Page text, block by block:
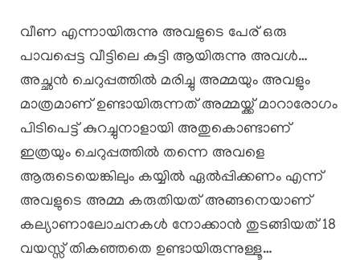
വീണ എന്നായിരുന്നു അവളുടെ പേര് ഒരു
പാവപ്പെട്ട വീട്ടിലെ കുട്ടി ആയിരുന്നു അവൾ…
അച്ഛൻ ചെറുപ്പത്തിൽ മരിച്ചു അമ്മയും അവളും
മാത്രമാണ് ഉണ്ടായിരുന്നത് അമ്മയ്ക്ക് മാറാരോഗം
പിടിപെട്ട് കുറച്ചുനാളായി അതുകൊണ്ടാണ്
ഇത്രയും ചെറുപ്പത്തിൽ തന്നെ അവളെ
ആരുടെയെങ്കിലും കയ്യിൽ ഏൽപ്പിക്കണം എന്ന്
അവളുടെ അമ്മ കരുതിയത് അങ്ങനെയാണ്
കല്യാണാലോചനകൾ നോക്കാൻ തുടങ്ങിയത് 18
വയസ്സ് തികഞ്ഞതെ ഉണ്ടായിരുന്നുള്ളൂ…